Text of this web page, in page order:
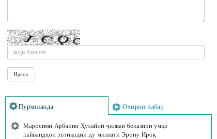
Пурхонанда Охирин хабар
Маросими Арбаини Ҳусайнӣ ҷилваи беназири умқи
пайвандҳои эътиқодии ду миллати Эрону Ироқ